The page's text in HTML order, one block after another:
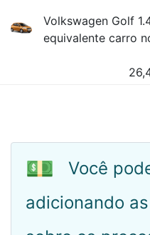
Volkswagen Golf
equivalente carro
💵
Você
adicionando